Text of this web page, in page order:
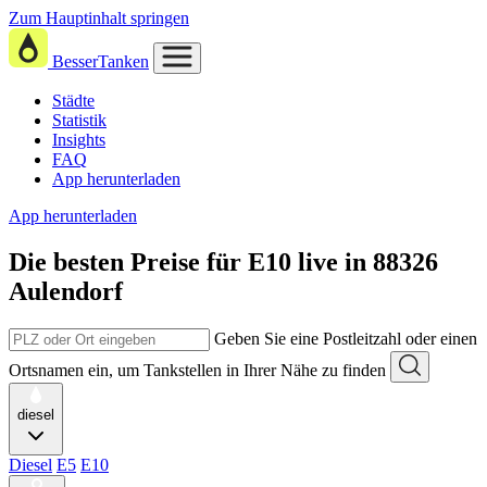
Zum Hauptinhalt springen
BesserTanken
Städte
Statistik
Insights
FAQ
App herunterladen
App herunterladen
Die besten Preise für E10 live in 88326
Aulendorf
Geben Sie eine Postleitzahl oder einen
Ortsnamen ein, um Tankstellen in Ihrer Nähe zu finden
diesel
Diesel E5 E10